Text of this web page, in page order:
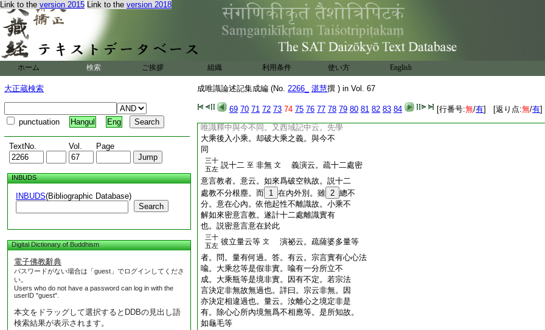
Link to the version 2015 Link to the version 2018
ホーム 検索 ご挨拶 組織 利用条件 使い方 English
大正蔵検索
punctuation Hangul Eng
TextNo. Vol. Page
INBUDS
INBUDS(Bibliographic Database)
Search
Digital Dictionary of Buddhism
電子佛教辭典
パスワードがない場合は「guest」でログインしてくださ
い。
Users who do not have a password can log in with the
userID "guest".
本文をドラッグして選択するとDDBの見出し語
検索結果が表示されます。
成唯識論述記集成編 (No. 2266_ 湛慧撰 ) in Vol. 67
69 70 71 72 73 74 75 76 77 78 79 80 81 82 83 84 [行番号:無/有] [返り点:無/有]
意爲如斯二轉依果。九遣斷證。謬執我法
有所執轉。迷唯識故不悟依他。令逹二
空證圓成實。十 13 麁心。謬執我法麁重起。
迷唯識故聖道無。令逹二空證眞心。於
唯識理如實知故。以上諸釋隨其所應如
理配釋
三十
五右
三十 徳光論師 文 如上已述。義林章云。二十
唯識釋中與今不同。又西域記中云。先學
大乘後入小乘。却破大乘之義。與今不
同
三十
五左 説十二 至 非無 文
義演云。疏十二處密
意言教者。意云。如來爲破空執故。説十二
處教不分根塵。而 1 在內外別。雖 2 總不
分。意在心內。依他起性不離識故。小乘不
解如來密意言教。遂計十二處離識實有
也。説密意言意在於此
三十
五左 彼立量云等 文
演祕云。疏薩婆多量等
者。問。量有何過。答。有云。宗言實有心心法
喩。大乘忿等是假非實。喩有一分所立不
成。大乘瓶等是境非實。因有不定。若宗法
言決定非無故無過也。詳曰。宗云非無。因
亦決定相違過也。量云。汝離心之境定非是
有。除心心所內境無爲不相應等。是所知故。
如龜毛等